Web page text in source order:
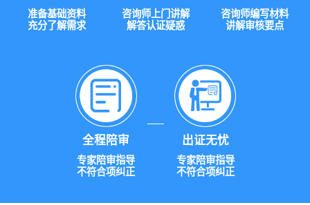
准备基础资料
充分了解需求
咨询师上门讲解
解答认证疑惑
咨询师编写材料
讲解审核要点
全程陪审
专家陪审指导
不符合项纠正
出证无忧
专家陪审指导
不符合项纠正